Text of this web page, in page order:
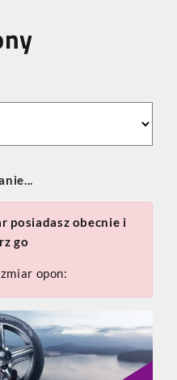
posiadasz obecnie i
go
opon: